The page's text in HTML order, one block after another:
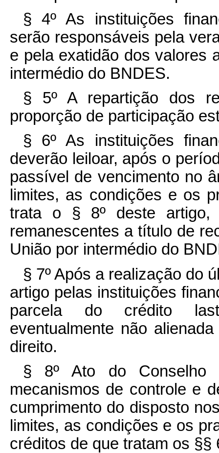
§ 4º As instituições
serão responsáveis pela
e pela exatidão dos valores
intermédio do BNDES.
§ 5º A repartição dos
proporção de participação
§ 6º As instituições
deverão leiloar, após o
passível de vencimento no
limites, as condições e os
trata o § 8º deste artigo,
remanescentes a título de
União por intermédio do
§ 7º Após a realização do
artigo pelas instituições
parcela do crédito
eventualmente não
direito.
§ 8º Ato do Conselho
mecanismos de controle e
cumprimento do disposto
limites, as condições e os
créditos de que tratam os §§